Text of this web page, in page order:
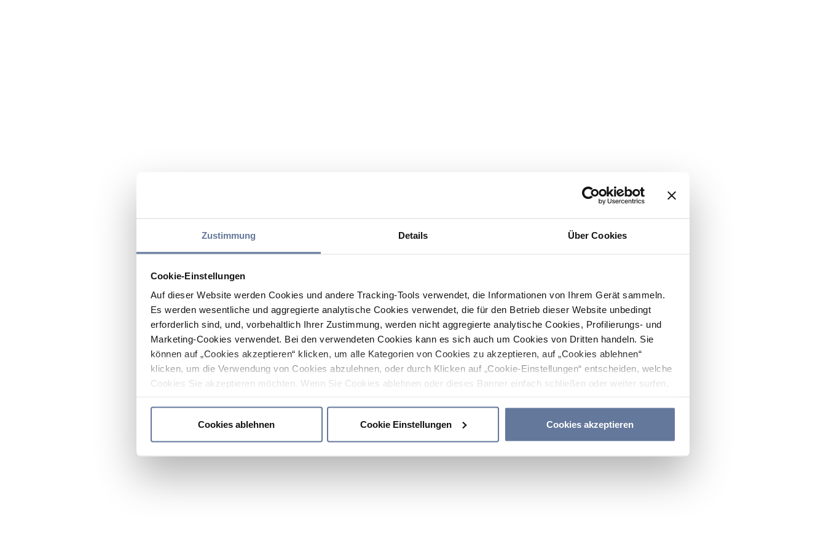
Zustimmung Details Über Cookies
Cookie-Einstellungen
Auf dieser Website werden Cookies und andere Tracking-Tools verwendet, die Informationen von Ihrem Gerät sammeln.
Es werden wesentliche und aggregierte analytische Cookies verwendet, die für den Betrieb dieser Website unbedingt
erforderlich sind, und, vorbehaltlich Ihrer Zustimmung, werden nicht aggregierte analytische Cookies, Profilierungs- und
Marketing-Cookies verwendet. Bei den verwendeten Cookies kann es sich auch um Cookies von Dritten handeln. Sie
können auf „Cookies akzeptieren“ klicken, um alle Kategorien von Cookies zu akzeptieren, auf „Cookies ablehnen“
klicken, um die Verwendung von Cookies abzulehnen, oder durch Klicken auf „Cookie-Einstellungen“ entscheiden, welche
Cookies Sie akzeptieren möchten. Wenn Sie Cookies ablehnen oder dieses Banner einfach schließen oder weiter surfen,
Cookies ablehnen
Cookie Einstellungen Cookies akzeptieren